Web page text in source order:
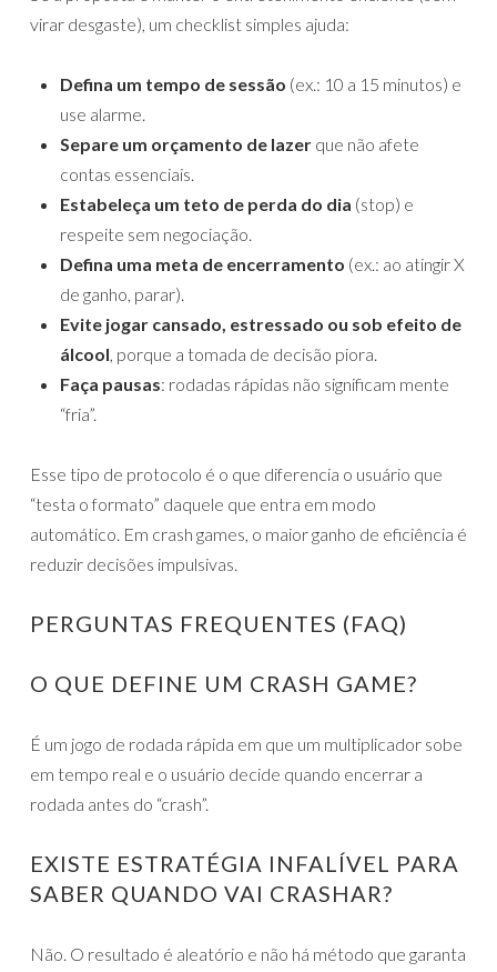
virar desgaste), um checklist simples ajuda:
Defina um tempo de sessão (ex.: 10 a 15 minutos) e
use alarme.
Separe um orçamento de lazer que não afete
contas essenciais.
Estabeleça um teto de perda do dia (stop) e
respeite sem negociação.
Defina uma meta de encerramento (ex.: ao atingir X
de ganho, parar).
Evite jogar cansado, estressado ou sob efeito de
álcool, porque a tomada de decisão piora.
Faça pausas: rodadas rápidas não significam mente
“fria”.
Esse tipo de protocolo é o que diferencia o usuário que
“testa o formato” daquele que entra em modo
automático. Em crash games, o maior ganho de eficiência é
reduzir decisões impulsivas.
PERGUNTAS FREQUENTES (FAQ)
O QUE DEFINE UM CRASH GAME?
É um jogo de rodada rápida em que um multiplicador sobe
em tempo real e o usuário decide quando encerrar a
rodada antes do “crash”.
EXISTE ESTRATÉGIA INFALÍVEL PARA
SABER QUANDO VAI CRASHAR?
Não. O resultado é aleatório e não há método que garanta